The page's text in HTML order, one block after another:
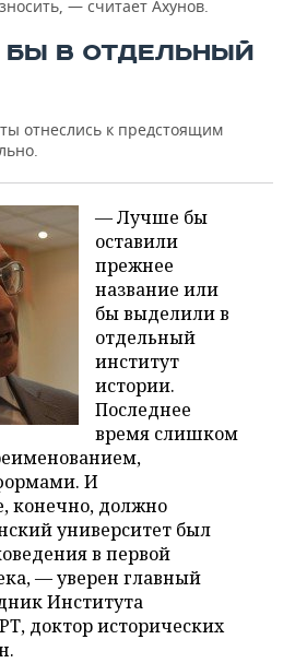
— считает Ахунов.
В ОТДЕЛЬНЫЙ
отнеслись к предстоящим
— Лучше бы
оставили
прежнее
название или
бы выделили в
отдельный
институт
истории.
Последнее
время слишком
И
конечно, должно
университет был
в первой
— уверен главный
Института
доктор исторических